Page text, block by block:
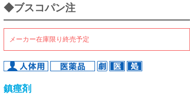
◆ブスコパン注
メーカー在庫限り終売予定
鎮痙剤